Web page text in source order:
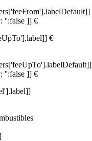
'':false ]] €
€
'':false ]] €